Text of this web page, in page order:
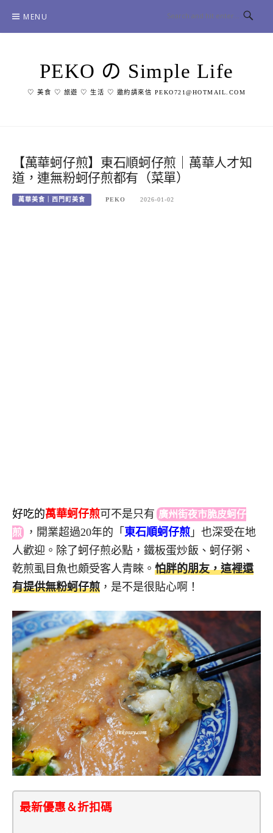
content
MENU
PEKO の Simple Life
♡ 美食 ♡ 旅遊 ♡ 生活 ♡ 邀約請來信 PEKO721@HOTMAIL.COM
【萬華蚵仔煎】東石順蚵仔煎｜萬華人才知
道，連無粉蚵仔煎都有（菜單）
萬華美食｜西門町美食 PEKO 2026-01-02
好吃的萬華蚵仔煎可不是只有 廣州街夜市脆皮蚵仔
煎
， 開業超過20年的「 東石順蚵仔煎 」也深受在地
人歡迎。除了蚵仔煎必點，鐵板蛋炒飯、蚵仔粥、
乾煎虱目魚也頗受客人青睞。 怕胖的朋友，這裡還
有提供無粉蚵仔煎 ，是不是很貼心啊！
最新優惠＆折扣碼